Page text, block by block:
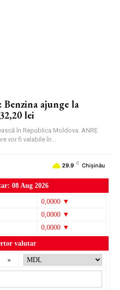
ajunge la
lei
în Republica Moldova. ANRE
vor fi valabile în...
29.9 C Chișinău
08 Aug 2026
0,0000 ▼
0,0000 ▼
0,0000 ▼
valutar
»